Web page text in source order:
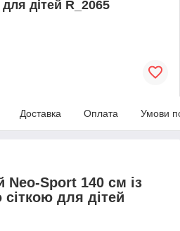
дітей R_2065
Доставка Оплата Умови
Neo-Sport 140 см із
для дітей